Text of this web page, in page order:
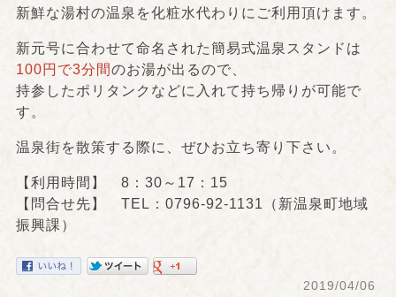
新鮮な湯村の温泉を化粧水代わりにご利用頂けます。
新元号に合わせて命名された簡易式温泉スタンドは
100円で3分間のお湯が出るので、
持参したポリタンクなどに入れて持ち帰りが可能で
す。
温泉街を散策する際に、ぜひお立ち寄り下さい。
【利用時間】 8：30～17：15
【問合せ先】 TEL：0796-92-1131（新温泉町地域
振興課）
2019/04/06